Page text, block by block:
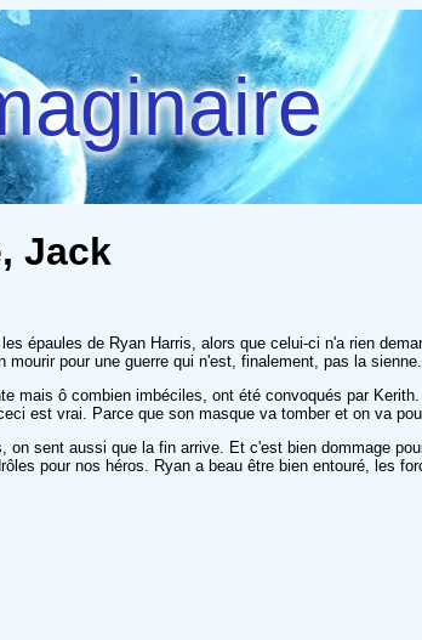
Jack
épaules de Ryan Harris, alors que celui-ci n'a rien
pour une guerre qui n'est, finalement, pas la sienne.
ô combien imbéciles, ont été convoqués par
est vrai. Parce que son masque va tomber et on va
sent aussi que la fin arrive. Et c'est bien dommage
pour nos héros. Ryan a beau être bien entouré, les